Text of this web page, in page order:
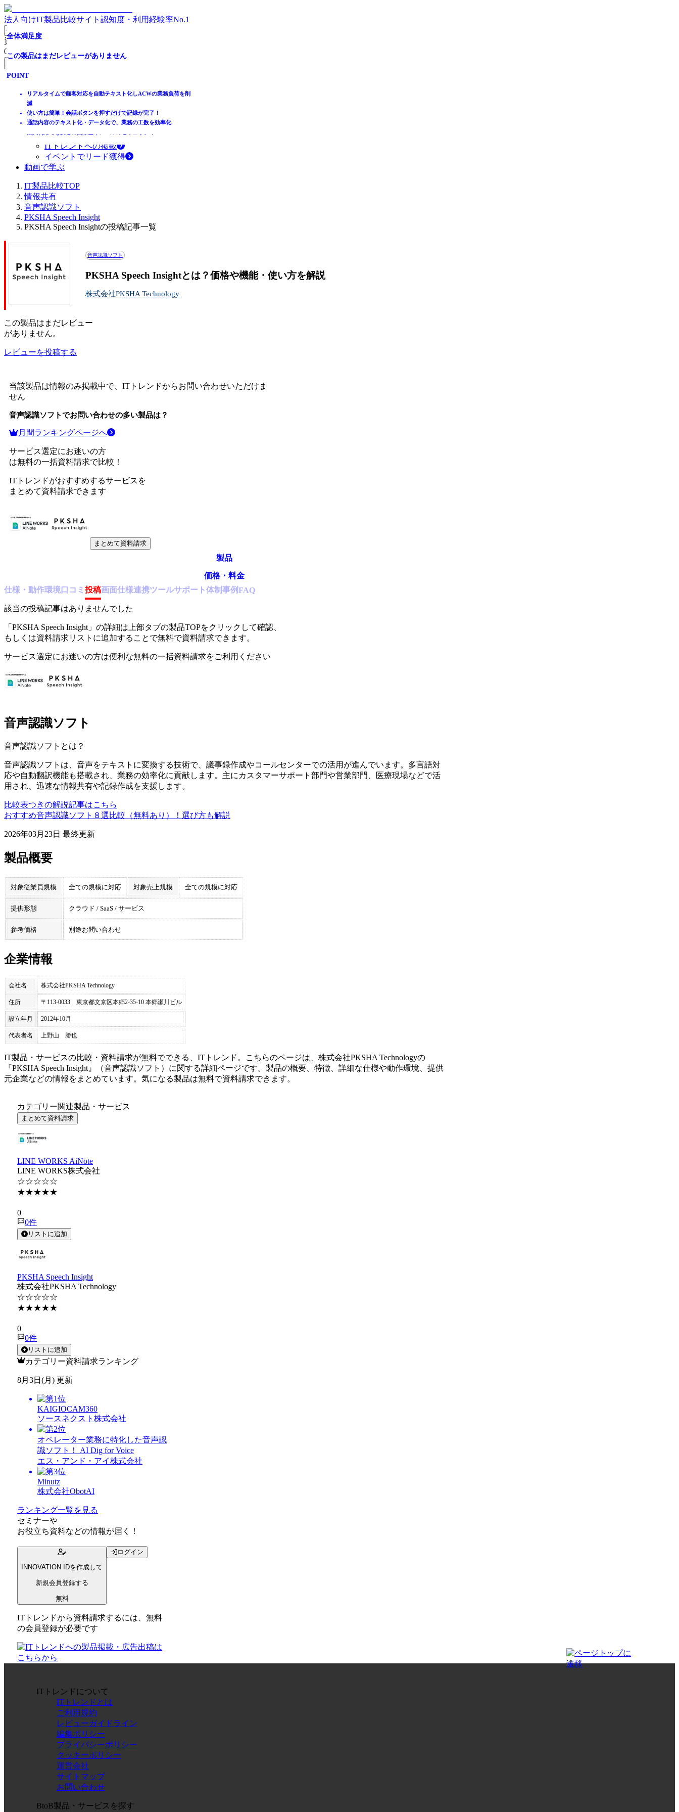
法人向けIT製品比較サイト 認知度・利用経験率No.1
資料請求リスト
0件
製品を探す
ランキングから探す
記事を読む
はじめての方へ
掲載について
ITトレンドへの掲載
イベントでリード獲得
動画で学ぶ
IT製品比較TOP
情報共有
音声認識ソフト
PKSHA Speech Insight
PKSHA Speech Insightの投稿記事一覧
音声認識ソフト
PKSHA Speech Insightとは？価格や機能・使い方を解説
株式会社PKSHA Technology
この製品はまだレビュー
がありません。
レビューを投稿する
当該製品は情報のみ掲載中で、ITトレンドからお問い合わせいただけま
せん
音声認識ソフトでお問い合わせの多い製品は？
月間ランキングページへ
サービス選定にお迷いの方
は無料の一括資料請求で比較！
ITトレンドがおすすめするサービスを
まとめて資料請求できます
まとめて資料請求
製品
価格・料金
仕様・動作環境口コミ投稿画面仕様連携ツールサポート体制 事例FAQ
該当の投稿記事はありませんでした
「 PKSHA Speech Insight 」の詳細は上部タブの製品TOPをクリックして確認、
もしくは資料請求リストに追加することで無料で資料請求できます。
サービス選定にお迷いの方は便利な無料の一括資料請求をご利用ください
AI議事録作成ツール なら この一択。
全体満足度
この製品はまだレビューがありません
POINT
独自研究開発による高い音声認識技術
高品質かつ低価格の業界トップクラスのコストパフォーマンス
全体満足度
この製品はまだレビューがありません
POINT
リアルタイムで顧客対応を自動テキスト化しACWの業務負荷を削
減
使い方は簡単！会話ボタンを押すだけで記録が完了！
通話内容のテキスト化・データ化で、業務の工数を効率化
音声認識ソフト
音声認識ソフト とは？
音声認識ソフトは、音声をテキストに変換する技術で、議事録作成やコールセンターでの活用が進んでいます。多言語対
応や自動翻訳機能も搭載され、業務の効率化に貢献します。主にカスタマーサポート部門や営業部門、医療現場などで活
用され、迅速な情報共有や記録作成を支援します。
比較表つきの解説記事はこちら
おすすめ音声認識ソフト８選比較（無料あり）！選び方も解説
2026年03月23日 最終更新
製品概要
対象従業員規模 全ての規模に対応 対象売上規模 全ての規模に対応
提供形態 クラウド / SaaS / サービス
参考価格 別途お問い合わせ
企業情報
会社名 株式会社PKSHA Technology
住所 〒113-0033 東京都文京区本郷2-35-10 本郷瀬川ビル
設立年月 2012年10月
代表者名 上野山 勝也
IT製品・サービスの比較・資料請求が無料でできる、ITトレンド。こちらのページは、 株式会社PKSHA Technologyの
『PKSHA Speech Insight』（音声認識ソフト ）に関する詳細ページです。製品の概要、特徴、詳細な仕様や動作環境、提供
元企業などの情報をまとめています。気になる製品は無料で資料請求できます。
カテゴリー関連製品・サービス
まとめて資料請求
LINE WORKS AiNote
LINE WORKS株式会社
☆☆☆☆☆
★★★★★
0
0件
リストに追加
PKSHA Speech Insight
株式会社PKSHA Technology
☆☆☆☆☆
★★★★★
0
0件
リストに追加
カテゴリー資料請求ランキング
8月3日(月) 更新
KAIGIOCAM360
ソースネクスト株式会社
オペレーター業務に特化した音声認
識ソフト！ AI Dig for Voice
エス・アンド・アイ株式会社
Minutz
株式会社ObotAI
ランキング一覧を見る
セミナーや
お役立ち資料などの情報が届く！
INNOVATION IDを作成して
新規会員登録する
無料
ログイン
ITトレンドから資料請求するには、無料
の会員登録が必要です
ITトレンドについて
ITトレンドとは
ご利用規約
レビューガイドライン
編集ポリシー
プライバシーポリシー
クッキーポリシー
運営会社
サイトマップ
お問い合わせ
BtoB製品・サービスを探す